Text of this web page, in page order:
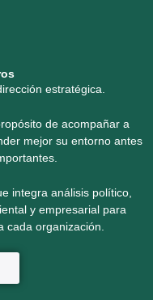
estratégica.
de acompañar a
mejor su entorno antes
integra análisis político,
y empresarial para
cada organización.